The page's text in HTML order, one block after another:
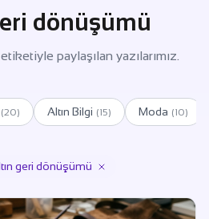
dönüşümü
paylaşılan yazılarımız.
(20) Altın Bilgi (15) Moda (10)
geri dönüşümü